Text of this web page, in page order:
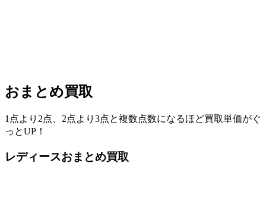
おまとめ買取
1点より2点、2点より3点と複数点数になるほど買取単価がぐ
っとUP！
レディースおまとめ買取